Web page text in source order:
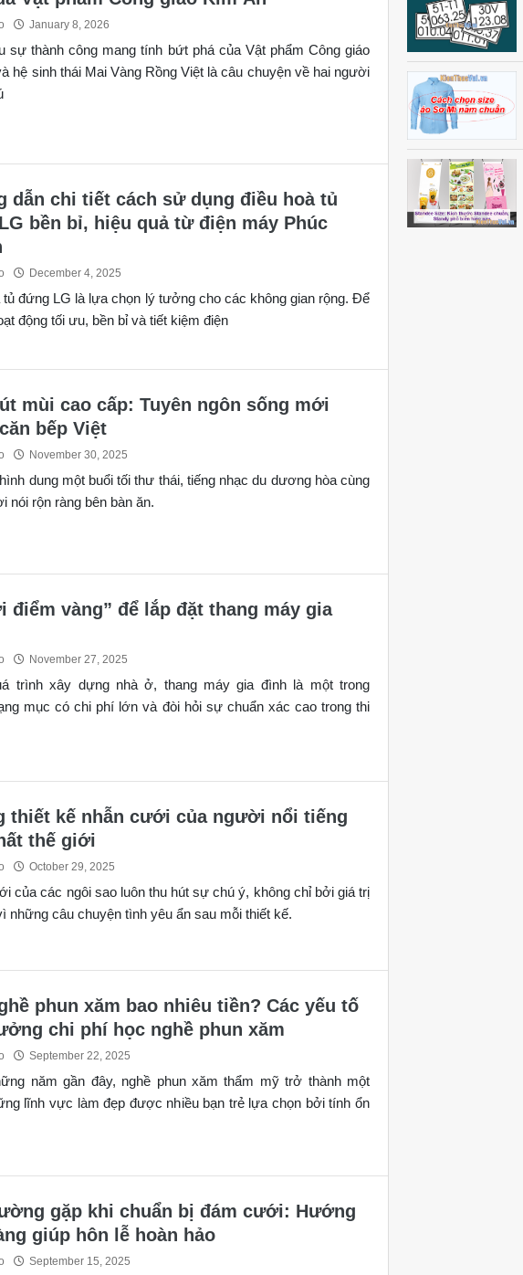
January 8, 2026
sự thành công mang tính bứt phá của Vật phẩm Công giáo
hệ sinh thái Mai Vàng Rồng Việt là câu chuyện về hai người
dẫn chi tiết cách sử dụng điều hoà tủ
bền bỉ, hiệu quả từ điện máy Phúc
December 4, 2025
đứng LG là lựa chọn lý tưởng cho các không gian rộng. Để
động tối ưu, bền bỉ và tiết kiệm điện
mùi cao cấp: Tuyên ngôn sống mới
bếp Việt
November 30, 2025
dung một buổi tối thư thái, tiếng nhạc du dương hòa cùng
nói rộn ràng bên bàn ăn.
điểm vàng” để lắp đặt thang máy gia
November 27, 2025
trình xây dựng nhà ở, thang máy gia đình là một trong
mục có chi phí lớn và đòi hỏi sự chuẩn xác cao trong thi
thiết kế nhẫn cưới của người nổi tiếng
thế giới
October 29, 2025
của các ngôi sao luôn thu hút sự chú ý, không chỉ bởi giá trị
những câu chuyện tình yêu ẩn sau mỗi thiết kế.
phun xăm bao nhiêu tiền? Các yếu tố
chi phí học nghề phun xăm
September 22, 2025
năm gần đây, nghề phun xăm thẩm mỹ trở thành một
lĩnh vực làm đẹp được nhiều bạn trẻ lựa chọn bởi tính ổn
gặp khi chuẩn bị đám cưới: Hướng
giúp hôn lễ hoàn hảo
September 15, 2025